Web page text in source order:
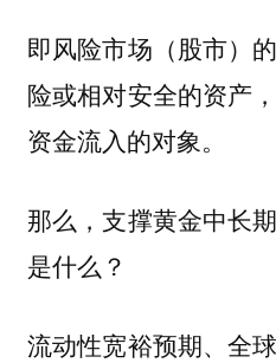
即风险市场（股市）
险或相对安全的资产
资金流入的对象。
那么，支撑黄金中长
是什么？
流动性宽裕预期、全